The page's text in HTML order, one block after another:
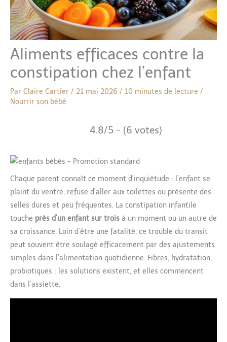
Aliments efficaces contre la
constipation chez l’enfant
Par Claire Cartier / 21 mai 2026 / 10 minutes de lecture /
Nourrir son bébé
4.8/5 - (6 votes)
Chaque parent connaît ce moment d’inquiétude : l’enfant se
plaint du ventre, refuse d’aller aux toilettes ou présente des
selles dures et peu fréquentes. La constipation infantile
touche près d’un enfant sur trois à un moment ou un autre de
sa croissance. Loin d’être une fatalité, ce trouble du transit
peut souvent être soulagé efficacement par des ajustements
simples dans l’alimentation quotidienne. Fibres, hydratation,
probiotiques : les solutions existent, et elles commencent
dans l’assiette.